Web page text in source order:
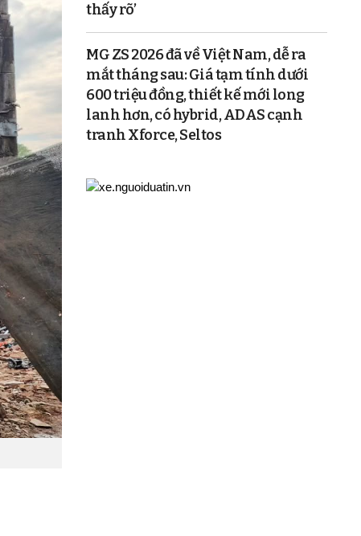
thấy rõ’
MG ZS 2026 đã về Việt Nam, dễ ra
mắt tháng sau: Giá tạm tính dưới
600 triệu đồng, thiết kế mới long
lanh hơn, có hybrid, ADAS cạnh
tranh Xforce, Seltos